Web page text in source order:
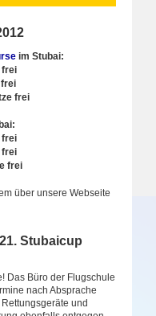
im Stubai:
frei
frei
frei
frei
frei
über unsere Webseite
Stubaicup
Das Büro der Flugschule
nach Absprache
und